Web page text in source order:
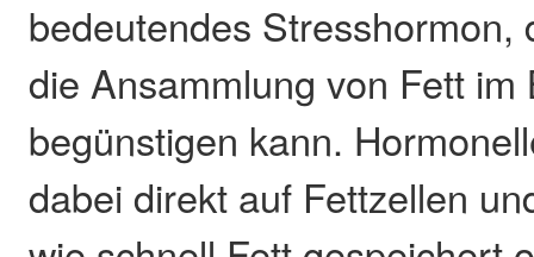
bedeutendes Stresshormon,
die Ansammlung von Fett im
begünstigen kann.
dabei direkt auf Fettzellen